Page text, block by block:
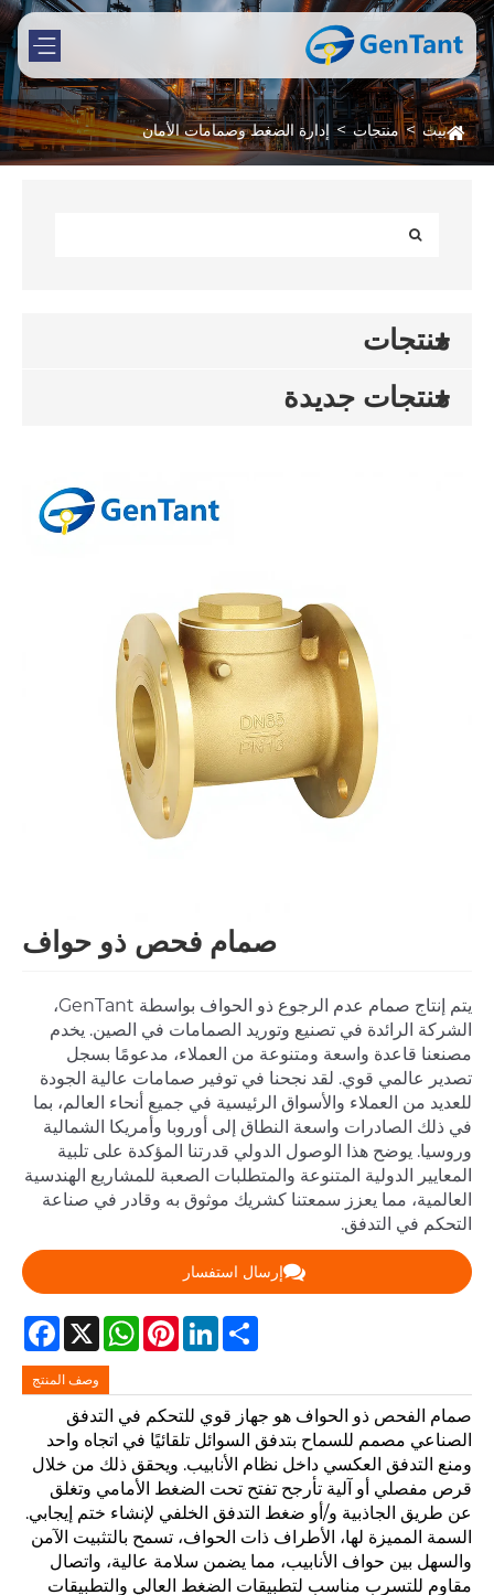
بيت منتجات إدارة الضغط وصمامات الأمان
منتجات
منتجات جديدة
صمام فحص ذو حواف
يتم إنتاج صمام عدم الرجوع ذو الحواف بواسطة GenTant،
الشركة الرائدة في تصنيع وتوريد الصمامات في الصين. يخدم
مصنعنا قاعدة واسعة ومتنوعة من العملاء، مدعومًا بسجل
تصدير عالمي قوي. لقد نجحنا في توفير صمامات عالية الجودة
للعديد من العملاء والأسواق الرئيسية في جميع أنحاء العالم، بما
في ذلك الصادرات واسعة النطاق إلى أوروبا وأمريكا الشمالية
وروسيا. يوضح هذا الوصول الدولي قدرتنا المؤكدة على تلبية
المعايير الدولية المتنوعة والمتطلبات الصعبة للمشاريع الهندسية
العالمية، مما يعزز سمعتنا كشريك موثوق به وقادر في صناعة
التحكم في التدفق.
إرسال استفسار
X
WhatsAppPinterestLinkedIn Share
وصف المنتج
صمام الفحص ذو الحواف هو جهاز قوي للتحكم في التدفق
الصناعي مصمم للسماح بتدفق السوائل تلقائيًا في اتجاه واحد
ومنع التدفق العكسي داخل نظام الأنابيب. ويحقق ذلك من خلال
قرص مفصلي أو آلية تأرجح تفتح تحت الضغط الأمامي وتغلق
عن طريق الجاذبية و/أو ضغط التدفق الخلفي لإنشاء ختم إيجابي.
السمة المميزة لها، الأطراف ذات الحواف، تسمح بالتثبيت الآمن
والسهل بين حواف الأنابيب، مما يضمن سلامة عالية، واتصال
مقاوم للتسرب مناسب لتطبيقات الضغط العالي والتطبيقات